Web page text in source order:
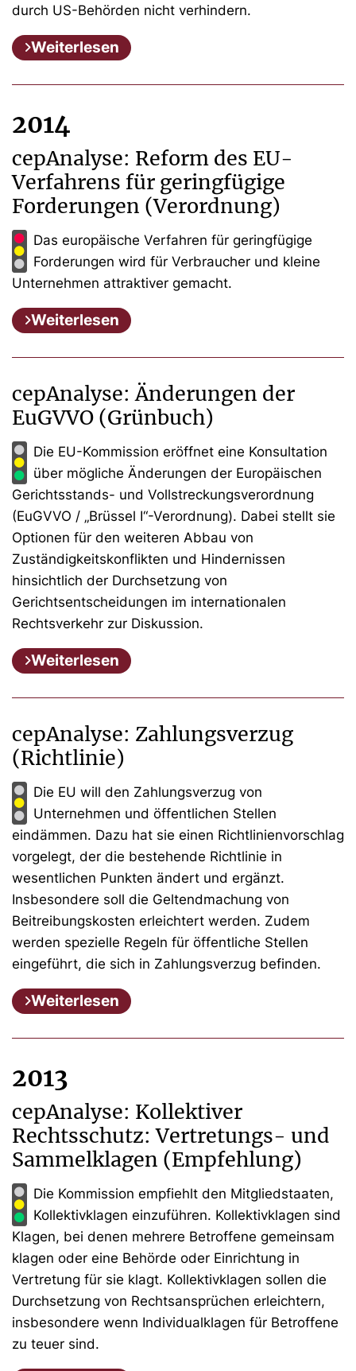
durch US-Behörden nicht verhindern.
Weiterlesen
2014
cepAnalyse: Reform des EU-
Verfahrens für geringfügige
Forderungen (Verordnung)
Das europäische Verfahren für geringfügige
Forderungen wird für Verbraucher und kleine
Unternehmen attraktiver gemacht.
Weiterlesen
cepAnalyse: Änderungen der
EuGVVO (Grünbuch)
Die EU-Kommission eröffnet eine Konsultation
über mögliche Änderungen der Europäischen
Gerichtsstands- und Vollstreckungsverordnung
(EuGVVO / „Brüssel I“-Verordnung). Dabei stellt sie
Optionen für den weiteren Abbau von
Zuständigkeitskonflikten und Hindernissen
hinsichtlich der Durchsetzung von
Gerichtsentscheidungen im internationalen
Rechtsverkehr zur Diskussion.
Weiterlesen
cepAnalyse: Zahlungsverzug
(Richtlinie)
Die EU will den Zahlungsverzug von
Unternehmen und öffentlichen Stellen
eindämmen. Dazu hat sie einen Richtlinienvorschlag
vorgelegt, der die bestehende Richtlinie in
wesentlichen Punkten ändert und ergänzt.
Insbesondere soll die Geltendmachung von
Beitreibungskosten erleichtert werden. Zudem
werden spezielle Regeln für öffentliche Stellen
eingeführt, die sich in Zahlungsverzug befinden.
Weiterlesen
2013
cepAnalyse: Kollektiver
Rechtsschutz: Vertretungs- und
Sammelklagen (Empfehlung)
Die Kommission empfiehlt den Mitgliedstaaten,
Kollektivklagen einzuführen. Kollektivklagen sind
Klagen, bei denen mehrere Betroffene gemeinsam
klagen oder eine Behörde oder Einrichtung in
Vertretung für sie klagt. Kollektivklagen sollen die
Durchsetzung von Rechtsansprüchen erleichtern,
insbesondere wenn Individualklagen für Betroffene
zu teuer sind.